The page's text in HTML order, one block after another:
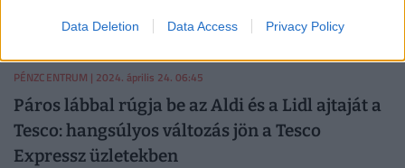
Data Deletion Data Access Privacy Policy
szupermarketekben is egyre nagyobb teret hódítanak a
PÉNZCENTRUM | 2024. április 24. 06:45
Páros lábbal rúgja be az Aldi és a Lidl ajtaját a
Tesco: hangsúlyos változás jön a Tesco
Expressz üzletekben